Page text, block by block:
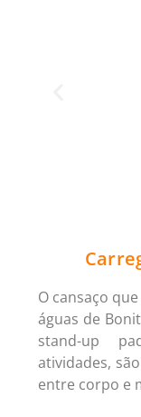
O cansaço
águas de
stand-up
atividades,
entre corpo e